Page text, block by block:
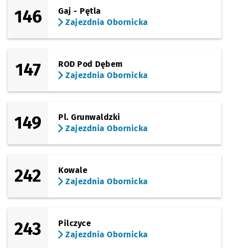
146
Gaj - Pętla
Zajezdnia Obornicka
147
ROD Pod Dębem
Zajezdnia Obornicka
149
Pl. Grunwaldzki
Zajezdnia Obornicka
242
Kowale
Zajezdnia Obornicka
243
Pilczyce
Zajezdnia Obornicka